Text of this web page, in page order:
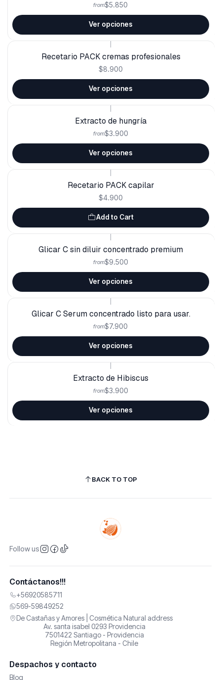
from$5.850
Ver opciones
Recetario PACK cremas profesionales
$8.900
Ver opciones
Extracto de hungría
from$3.900
Ver opciones
Recetario PACK capilar
$4.900
Add to Cart
Glicar C sin diluir concentrado premium
from$9.500
Ver opciones
Glicar C Serum concentrado listo para usar.
from$7.900
Ver opciones
Extracto de Hibiscus
from$3.900
Ver opciones
BACK TO TOP
Follow us
Contáctanos!!!
+56920585711
569-59849252
De Castañas y Amores | Cosmética Natural address
Av. santa isabel 0293 Providencia
7501422 Santiago - Providencia
Región Metropolitana - Chile
Despachos y contacto
Blog